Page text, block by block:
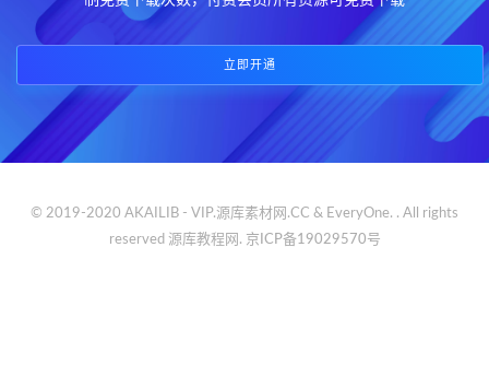
立即开通
© 2019-2020 AKAILIB - VIP.源库素材网.CC & EveryOne. . All rights
reserved 源库教程网. 京ICP备19029570号